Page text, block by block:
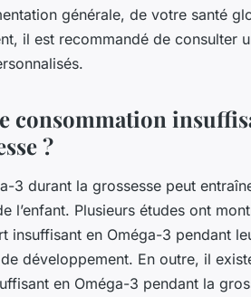
générale, de votre santé
il est recommandé de consulter
consommation
?
3 durant la grossesse peut
l’enfant. Plusieurs études ont
insuffisant en Oméga-3 pendant
développement. En outre, il
en Oméga-3 pendant la